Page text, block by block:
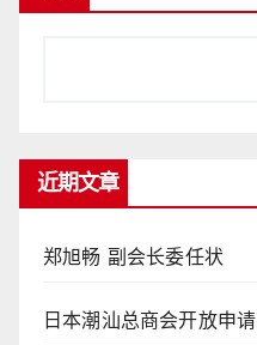
页
近期文章
郑旭畅 副会长委任状
日本潮汕总商会开放申请